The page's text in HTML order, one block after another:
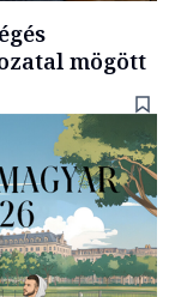
mögött